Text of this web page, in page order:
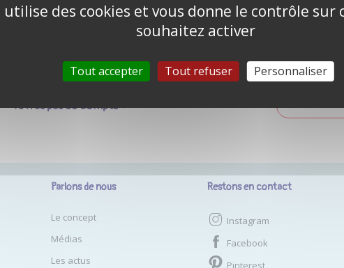
CONNEXION
Tu n'as pas de compte ? CRÉER UN
Parlons de nous
Le concept
Médias
Les actus
Restons en contact
Instagram
Facebook
Pinterest
utilise des cookies et vous donne le contrôle sur
souhaitez activer
Tout accepter Tout refuser Personnaliser